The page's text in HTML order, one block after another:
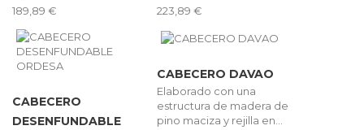
189,89 €
223,89 €
CABECERO
DESENFUNDABLE
CABECERO DAVAO
Elaborado con una
estructura de madera de
pino maciza y rejilla en...